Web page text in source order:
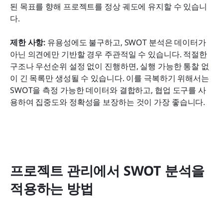
된 목표를 향해 프로젝트를 정상 궤도에 유지할 수 있습니
다.
제한 사항: 유용성에도 불구하고, SWOT 분석은 데이터가
아닌 의견에만 기반할 경우 주관적일 수 있습니다. 적절한
구조나 우선순위 설정 없이 진행하면, 실행 가능한 통찰 없
이 긴 목록만 생성될 수 있습니다. 이를 극복하기 위해서는
SWOT을 측정 가능한 데이터와 결합하고, 협업 도구를 사
용하여 집중도와 정확성을 보장하는 것이 가장 좋습니다.
프로젝트 관리에서 SWOT 분석을
적용하는 방법